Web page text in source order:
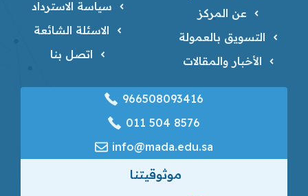
عن المركز
التسويق بالعمولة
الأخبار والمقالات
سياسة الاسترداد
الاسئلة الشائعة
اتصل بنا
966508093416
‎011 504 8576
info@mada.edu.sa
موثوقيتنا